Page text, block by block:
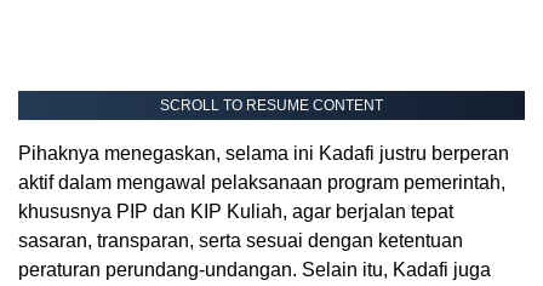
SCROLL TO RESUME CONTENT
Pihaknya menegaskan, selama ini Kadafi justru berperan
aktif dalam mengawal pelaksanaan program pemerintah,
khususnya PIP dan KIP Kuliah, agar berjalan tepat
sasaran, transparan, serta sesuai dengan ketentuan
peraturan perundang-undangan. Selain itu, Kadafi juga